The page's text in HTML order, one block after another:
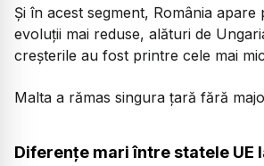
Și în acest segment, România
evoluții mai reduse, alături de
creșterile au fost printre cele mai
Malta a rămas singura țară fără
Diferențe mari între statele UE